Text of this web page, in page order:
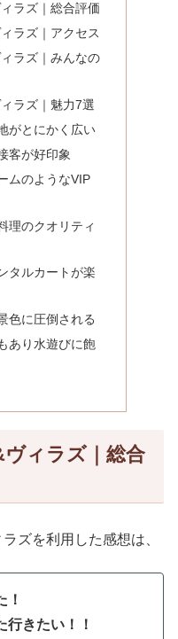
ラズ｜総合評価
ラズ｜アクセス
ラズ｜みんなの
ラズ｜魅力7選
がとにかく広い
客が好印象
ムのようなVIP
理のクオリティ
タルカートが楽
色に圧倒される
あり水遊びに飽
ィラズ｜総合
ズを利用した感想は、
！
行きたい！！